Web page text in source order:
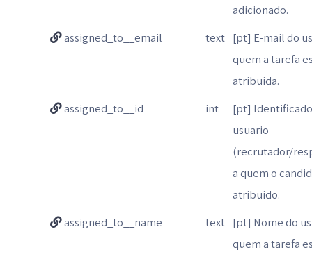
adicionado.
assigned_to__email
text [pt] E-mail do
quem a tarefa
atribuida.
assigned_to__id
int
[pt]
usuario
(recrutador/
a quem o
atribuido.
assigned_to__name
text [pt] Nome do
quem a tarefa